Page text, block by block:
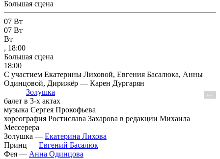
Большая сцена
07 Вт
07 Вт
Вт
, 18:00
Большая сцена
18:00
С участием Екатерины Лиховой, Евгения Басалюка, Анны
Одинцовой, Дирижёр — Карен Дургарян
Золушка
6+
балет в 3-х актах
музыка Сергея Прокофьева
хореография Ростислава Захарова в редакции Михаила
Мессерера
Золушка — Екатерина Лихова
Принц — Евгений Басалюк
Фея — Анна Одинцова